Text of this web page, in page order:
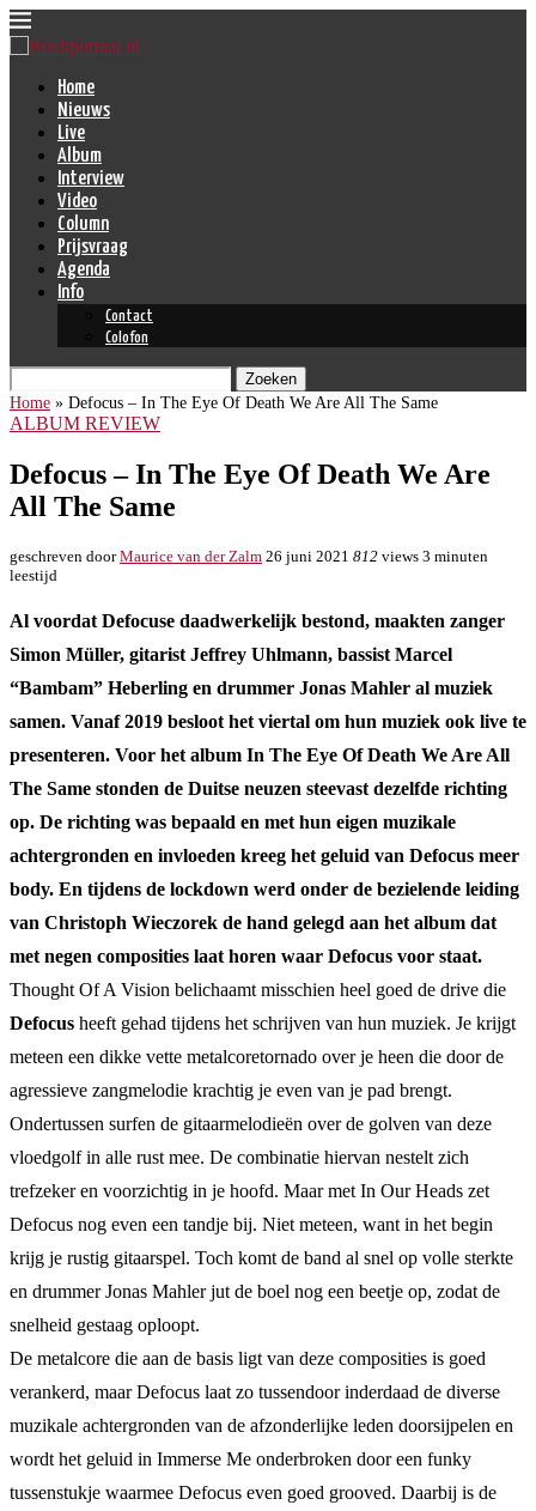
Home
Nieuws
Live
Album
Interview
Video
Column
Prijsvraag
Agenda
Info
Contact
Colofon
Zoeken
Home » Defocus – In The Eye Of Death We Are All The Same
ALBUM REVIEW
Defocus – In The Eye Of Death We Are
All The Same
geschreven doorMaurice van der Zalm 26 juni 2021 812 views 3 minuten
leestijd
Al voordat Defocuse daadwerkelijk bestond, maakten zanger
Simon Müller, gitarist Jeffrey Uhlmann, bassist Marcel
“Bambam” Heberling en drummer Jonas Mahler al muziek
samen. Vanaf 2019 besloot het viertal om hun muziek ook live te
presenteren. Voor het album In The Eye Of Death We Are All
The Same stonden de Duitse neuzen steevast dezelfde richting
op. De richting was bepaald en met hun eigen muzikale
achtergronden en invloeden kreeg het geluid van Defocus meer
body. En tijdens de lockdown werd onder de bezielende leiding
van Christoph Wieczorek de hand gelegd aan het album dat
met negen composities laat horen waar Defocus voor staat.
Thought Of A Vision belichaamt misschien heel goed de drive die
Defocus heeft gehad tijdens het schrijven van hun muziek. Je krijgt
meteen een dikke vette metalcoretornado over je heen die door de
agressieve zangmelodie krachtig je even van je pad brengt.
Ondertussen surfen de gitaarmelodieën over de golven van deze
vloedgolf in alle rust mee. De combinatie hiervan nestelt zich
trefzeker en voorzichtig in je hoofd. Maar met In Our Heads zet
Defocus nog even een tandje bij. Niet meteen, want in het begin
krijg je rustig gitaarspel. Toch komt de band al snel op volle sterkte
en drummer Jonas Mahler jut de boel nog een beetje op, zodat de
snelheid gestaag oploopt.
De metalcore die aan de basis ligt van deze composities is goed
verankerd, maar Defocus laat zo tussendoor inderdaad de diverse
muzikale achtergronden van de afzonderlijke leden doorsijpelen en
wordt het geluid in Immerse Me onderbroken door een funky
tussenstukje waarmee Defocus even goed grooved. Daarbij is de